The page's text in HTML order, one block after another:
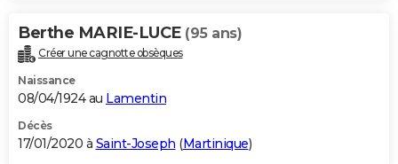
Berthe MARIE-LUCE (95 ans)
Créer une cagnotte obsèques
Naissance
08/04/1924 au Lamentin
Décès
17/01/2020 à Saint-Joseph (Martinique)